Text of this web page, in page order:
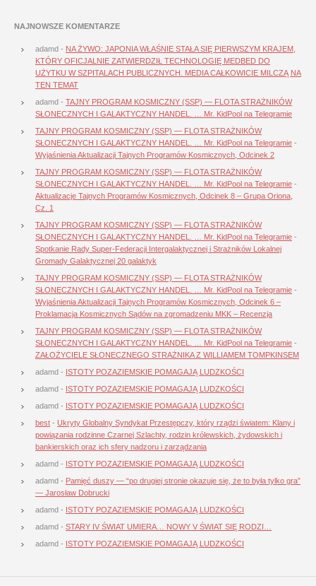
NAJNOWSZE KOMENTARZE
adamd - NA ŻYWO: JAPONIA WŁAŚNIE STAŁA SIĘ PIERWSZYM KRAJEM,
KTÓRY OFICJALNIE ZATWIERDZIŁ TECHNOLOGIĘ MEDBED DO
UŻYTKU W SZPITALACH PUBLICZNYCH. MEDIA CAŁKOWICIE MILCZĄ NA
TEN TEMAT
adamd - TAJNY PROGRAM KOSMICZNY (SSP) — FLOTA STRAŻNIKÓW
SŁONECZNYCH I GALAKTYCZNY HANDEL. … Mr. KidPool na Telegramie
TAJNY PROGRAM KOSMICZNY (SSP) — FLOTA STRAŻNIKÓW
SŁONECZNYCH I GALAKTYCZNY HANDEL. … Mr. KidPool na Telegramie -
Wyjaśnienia Aktualizacji Tajnych Programów Kosmicznych, Odcinek 2
TAJNY PROGRAM KOSMICZNY (SSP) — FLOTA STRAŻNIKÓW
SŁONECZNYCH I GALAKTYCZNY HANDEL. … Mr. KidPool na Telegramie -
Aktualizacje Tajnych Programów Kosmicznych, Odcinek 8 – Grupa Oriona,
Cz. 1
TAJNY PROGRAM KOSMICZNY (SSP) — FLOTA STRAŻNIKÓW
SŁONECZNYCH I GALAKTYCZNY HANDEL. … Mr. KidPool na Telegramie -
Spotkanie Rady Super-Federacji Intergalaktycznej i Strażników Lokalnej
Gromady Galaktycznej 20 galaktyk
TAJNY PROGRAM KOSMICZNY (SSP) — FLOTA STRAŻNIKÓW
SŁONECZNYCH I GALAKTYCZNY HANDEL. … Mr. KidPool na Telegramie -
Wyjaśnienia Aktualizacji Tajnych Programów Kosmicznych, Odcinek 6 –
Proklamacja Kosmicznych Sądów na zgromadzeniu MKK – Recenzja
TAJNY PROGRAM KOSMICZNY (SSP) — FLOTA STRAŻNIKÓW
SŁONECZNYCH I GALAKTYCZNY HANDEL. … Mr. KidPool na Telegramie -
ZAŁOŻYCIELE SŁONECZNEGO STRAŻNIKA Z WILLIAMEM TOMPKINSEM
adamd - ISTOTY POZAZIEMSKIE POMAGAJĄ LUDZKOŚCI
adamd - ISTOTY POZAZIEMSKIE POMAGAJĄ LUDZKOŚCI
adamd - ISTOTY POZAZIEMSKIE POMAGAJĄ LUDZKOŚCI
best - Ukryty Globalny Syndykat Przestępczy, który rządzi światem: Klany i
powiązania rodzinne Czarnej Szlachty, rodzin królewskich, żydowskich i
bankierskich oraz ich sfery nadzoru i zarządzania
adamd - ISTOTY POZAZIEMSKIE POMAGAJĄ LUDZKOŚCI
adamd - Pamięć duszy — “po drugiej stronie okazuje się, że to była tylko gra”
— Jarosław Dobrucki
adamd - ISTOTY POZAZIEMSKIE POMAGAJĄ LUDZKOŚCI
adamd - STARY IV ŚWIAT UMIERA… NOWY V ŚWIAT SIĘ RODZI…
adamd - ISTOTY POZAZIEMSKIE POMAGAJĄ LUDZKOŚCI